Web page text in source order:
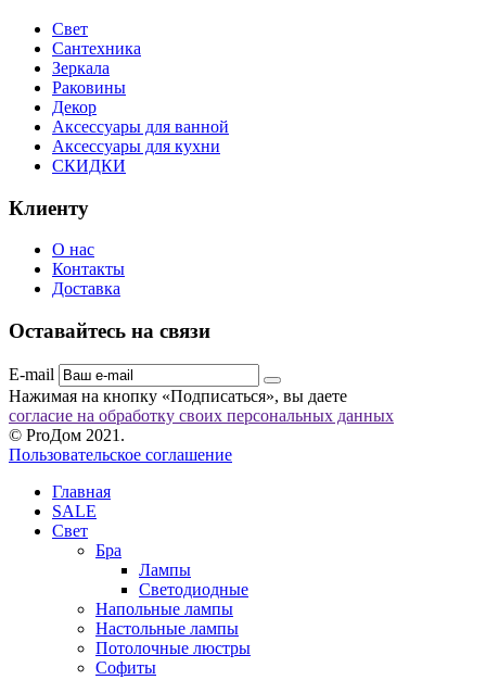
Свет
Сантехника
Зеркала
Раковины
Декор
Аксессуары для ванной
Аксессуары для кухни
СКИДКИ
Клиенту
О нас
Контакты
Доставка
Оставайтесь на связи
E-mail
Нажимая на кнопку «Подписаться», вы даете
согласие на обработку своих персональных данных
© ProДом 2021.
Пользовательское соглашение
Главная
SALE
Свет
Бра
Лампы
Светодиодные
Напольные лампы
Настольные лампы
Потолочные люстры
Софиты